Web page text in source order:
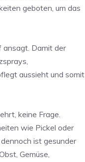
geboten, um das
ansagt. Damit der
aussieht und somit
keine Frage.
wie Pickel oder
ist gesunder
Gemüse,